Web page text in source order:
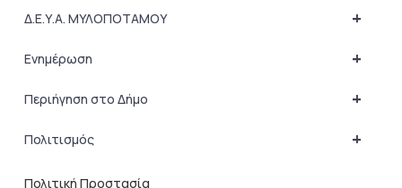
+
Δ.Ε.Υ.Α. ΜΥΛΟΠΟΤΑΜΟΥ
+
Ενημέρωση
+
Περιήγηση στο Δήμο
+
Πολιτισμός
Πολιτική Προστασία